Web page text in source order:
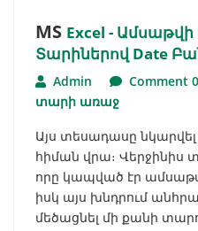
MS Excel -
Տարիներով Date
Admin Comment 0
տարի առաջ
Այս տեսադասը
հիման վրա։ Վերջինիս
որը կապված էր
իսկ այս խնդրում
մեծացնել մի քանի